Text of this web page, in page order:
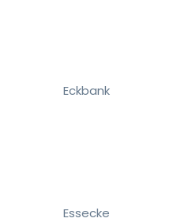
Eckbank
Essecke